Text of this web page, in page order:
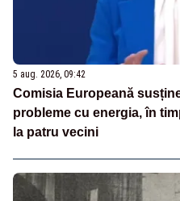
5 aug. 2026, 09:42
Comisia Europeană
probleme cu energia, în
la patru vecini